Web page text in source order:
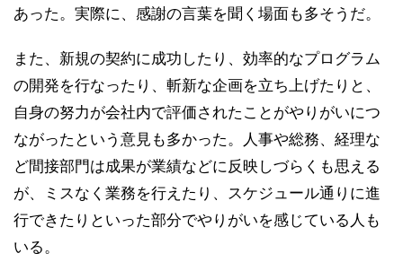
あった。実際に、感謝の言葉を聞く場面も多そうだ。
また、新規の契約に成功したり、効率的なプログラム
の開発を行なったり、斬新な企画を立ち上げたりと、
自身の努力が会社内で評価されたことがやりがいにつ
ながったという意見も多かった。人事や総務、経理な
ど間接部門は成果が業績などに反映しづらくも思える
が、ミスなく業務を行えたり、スケジュール通りに進
行できたりといった部分でやりがいを感じている人も
いる。